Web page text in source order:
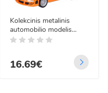
Kolekcinis metalinis
automobilio modelis
Porsche 911 GT3 RSR
16.69€